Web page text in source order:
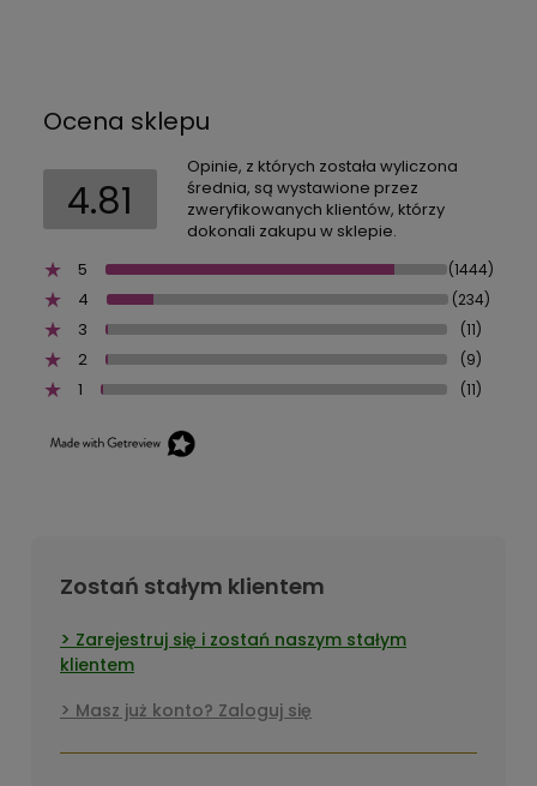
Ocena sklepu
4.81
Opinie, z których została wyliczona
średnia, są wystawione przez
zweryfikowanych klientów, którzy
dokonali zakupu w sklepie.
5
(1444)
4 (234)
3 (11)
2 (9)
1 (11)
Zostań stałym klientem
Zarejestruj się i zostań naszym stałym
klientem
Masz już konto? Zaloguj się